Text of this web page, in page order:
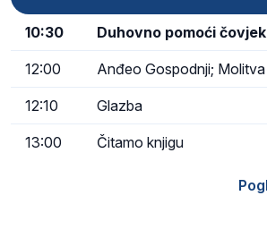
10:30 Duhovno pomoći
12:00 Anđeo Gospodnji;
12:10 Glazba
13:00 Čitamo knjigu